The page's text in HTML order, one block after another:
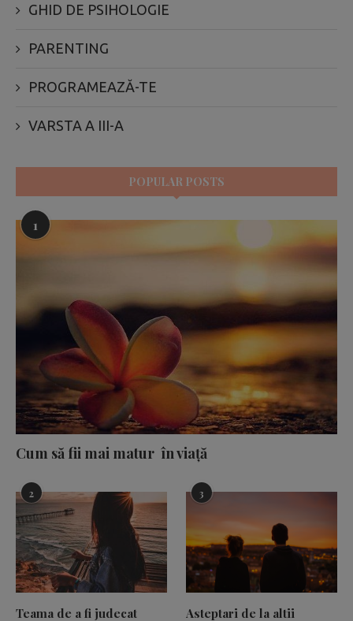
GHID DE PSIHOLOGIE
PARENTING
PROGRAMEAZĂ-TE
VARSTA A III-A
POPULAR POSTS
1
Cum să fii mai matur în viață
2
Teama de a fi judecat
3
Asteptari de la altii